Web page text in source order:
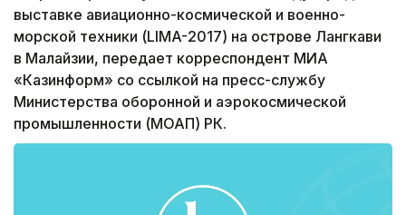
выставке авиационно-космической и военно-
морской техники (LIMA-2017) на острове Лангкави
в Малайзии, передает корреспондент МИА
«Казинформ» со ссылкой на пресс-службу
Министерства оборонной и аэрокосмической
промышленности (МОАП) РК.